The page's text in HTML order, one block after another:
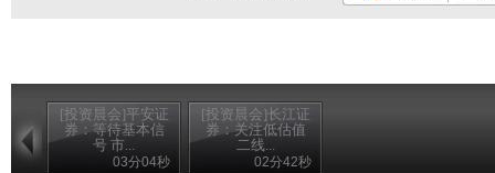
[投资晨会]平安证
券：等待基本信
号 市...
03分04秒
[投资晨会]长江证
券：关注低估值
二线...
02分42秒